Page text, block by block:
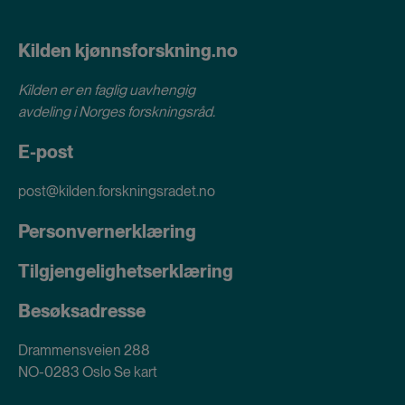
Kilden kjønnsforskning.no
Kilden er en faglig uavhengig
avdeling iNorges forskningsråd.
E-post
post@kilden.forskningsradet.no
Personvernerklæring
Tilgjengelighetserklæring
Besøksadresse
Drammensveien 288
NO-0283 OsloSe kart